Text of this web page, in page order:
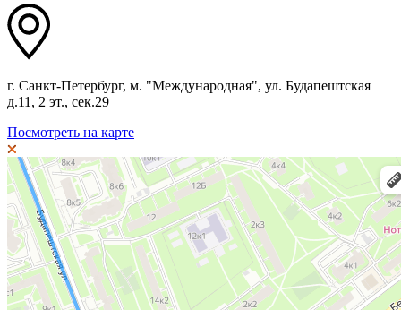
г. Санкт-Петербург, м. "Международная", ул. Будапештская
д.11, 2 эт., сек.29
Посмотреть на карте